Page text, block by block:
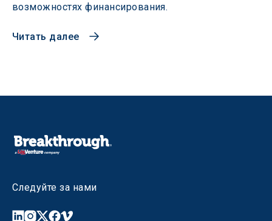
возможностях финансирования.
Читать далее
Следуйте за нами